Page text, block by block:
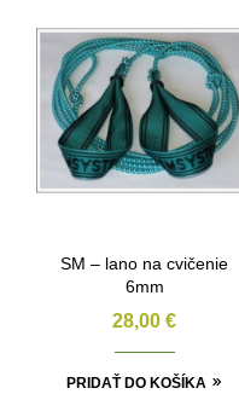
SM – lano na cvičenie
6mm
28,00 €
PRIDAŤ DO KOŠÍKA